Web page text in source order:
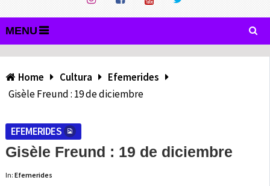
MENU
Home Cultura
Efemerides
Gisèle Freund : 19 de diciembre
EFEMERIDES
Gisèle Freund : 19 de diciembre
In: Efemerides